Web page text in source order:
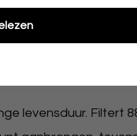
kwaliteit,
levensduur. Filtert